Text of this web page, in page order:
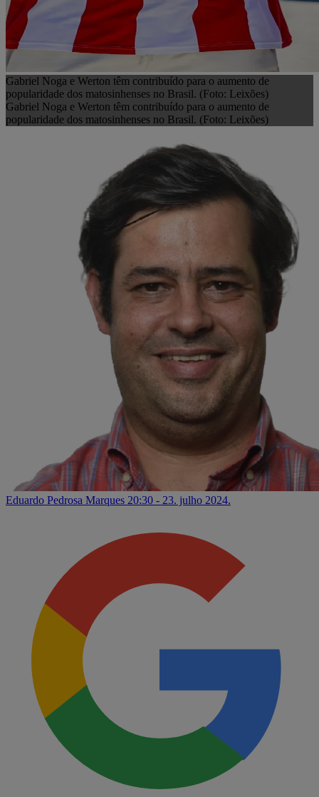
Gabriel Noga e Werton têm contribuído para o aumento de
popularidade dos matosinhenses no Brasil. (Foto: Leixões)
Gabriel Noga e Werton têm contribuído para o aumento de
popularidade dos matosinhenses no Brasil. (Foto: Leixões)
Eduardo Pedrosa Marques 20:30 - 23. julho 2024.